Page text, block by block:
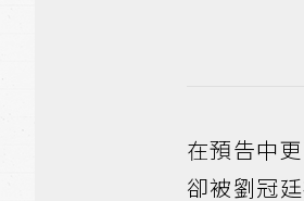
在預告中
卻被劉冠